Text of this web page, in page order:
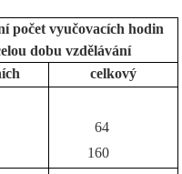
počet vyučovacích hodin
dobu vzdělávání
celkový
64
160